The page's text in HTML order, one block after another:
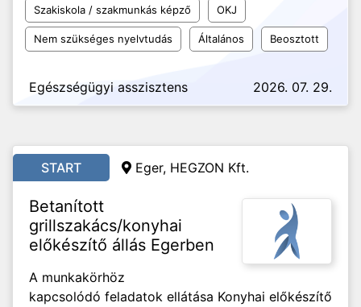
Szakiskola / szakmunkás képző OKJ
Nem szükséges nyelvtudás Általános Beosztott
Egészségügyi asszisztens 2026. 07. 29.
START Eger, HEGZON Kft.
Betanított
grillszakács/konyhai
előkészítő állás Egerben
A munkakörhöz
kapcsolódó feladatok ellátása Konyhai előkészítő